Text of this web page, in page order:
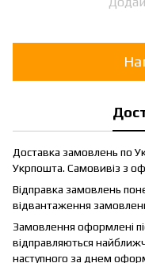
Доставка замовлень по
Укрпошта. Самовивіз з
Відправка замовлень
відвантаження
Замовлення оформлені
відправляються
наступного за днем